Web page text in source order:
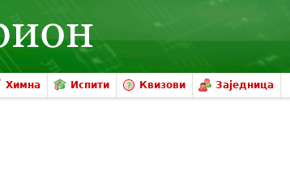
Химна Испити Квизови Заједница